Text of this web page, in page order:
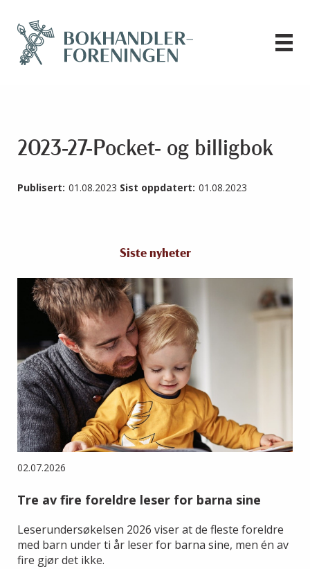
2023-27-Pocket- og billigbok
Publisert: 01.08.2023 Sist oppdatert: 01.08.2023
Siste nyheter
02.07.2026
Tre av fire foreldre leser for barna sine
Leserundersøkelsen 2026 viser at de fleste foreldre
med barn under ti år leser for barna sine, men én av
fire gjør det ikke.